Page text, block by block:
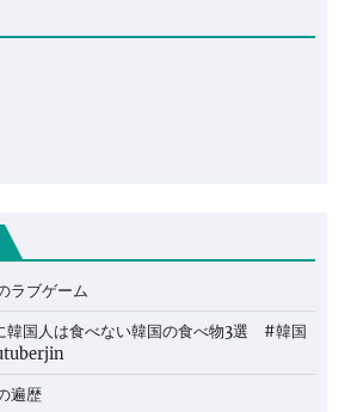
ラブゲーム
韓国人は食べない韓国の食べ物3選 #韓国
遍歴